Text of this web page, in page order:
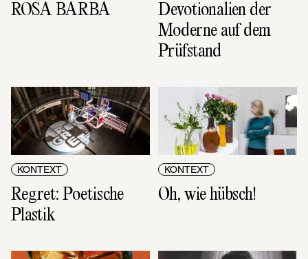
ROSA BARBA
Devotionalien der
Moderne auf dem
Prüfstand
KONTEXT
Regret: Poetische
Plastik
KONTEXT
Oh, wie hübsch!